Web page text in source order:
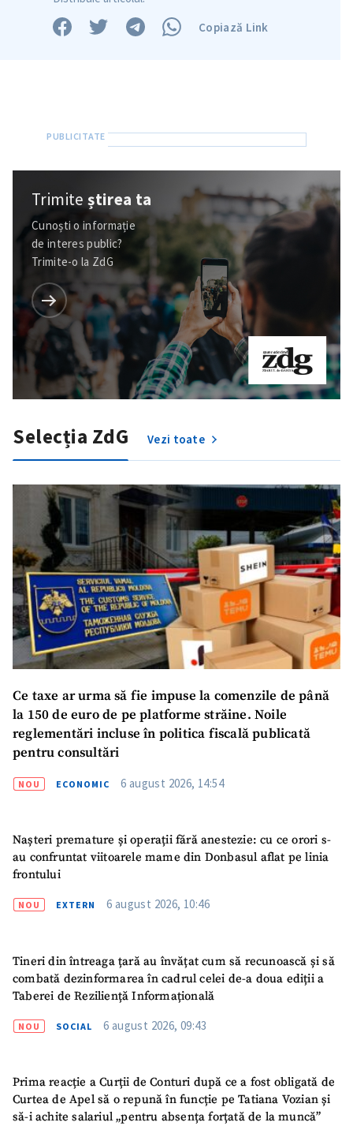
in English
на русском
Copiază Link
Trimiteștirea ta
Cunoști o informație
de interes public?
Trimite-o la ZdG
Selecția ZdG Vezi toate
Ce taxe ar urma să fie impuse la comenzile de până
la 150 de euro de pe platforme străine. Noile
reglementări incluse în politica fiscală publicată
pentru consultări
NOU ECONOMIC 6 august 2026, 14:54
Nașteri premature și operații fără anestezie: cu ce orori s-
au confruntat viitoarele mame din Donbasul aflat pe linia
frontului
NOU EXTERN 6 august 2026, 10:46
Tineri din întreaga țară au învățat cum să recunoască și să
combată dezinformarea în cadrul celei de-a doua ediții a
Taberei de Reziliență Informațională
NOU SOCIAL 6 august 2026, 09:43
Prima reacție a Curții de Conturi după ce a fost obligată de
Curtea de Apel să o repună în funcție pe Tatiana Vozian și
să-i achite salariul „pentru absența forțată de la muncă”
Titlu știre
+ Adaugă titlu